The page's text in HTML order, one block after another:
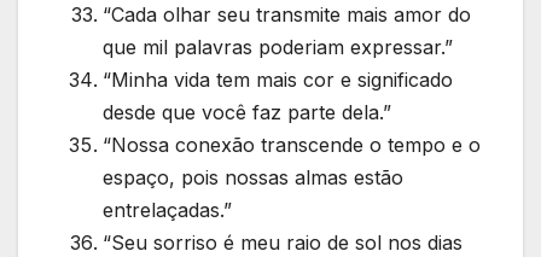
“Cada olhar seu transmite mais amor do
que mil palavras poderiam expressar.”
“Minha vida tem mais cor e significado
desde que você faz parte dela.”
“Nossa conexão transcende o tempo e o
espaço, pois nossas almas estão
entrelaçadas.”
“Seu sorriso é meu raio de sol nos dias